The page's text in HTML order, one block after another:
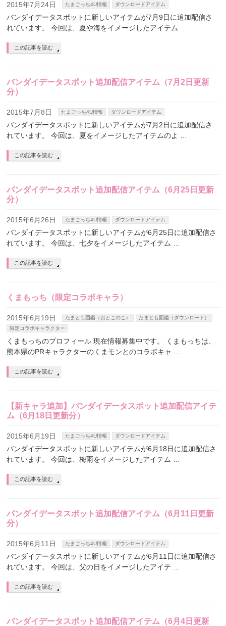
2015年7月24日 たまごっち4U情報 ダウンロードアイテム
バンダイデータスポットに新しいアイテムが7月9日に追加配信さ
れています。 今回は、夏や海をイメージしたアイテム …
この記事を読む
バンダイデータスポット追加配信アイテム（7月2日更新
分）
2015年7月8日 たまごっち4U情報 ダウンロードアイテム
バンダイデータスポットに新しいアイテムが7月2日に追加配信さ
れています。 今回は、夏をイメージしたアイテムのよ …
この記事を読む
バンダイデータスポット追加配信アイテム（6月25日更新
分）
2015年6月26日 たまごっち4U情報 ダウンロードアイテム
バンダイデータスポットに新しいアイテムが6月25日に追加配信さ
れています。 今回は、七夕をイメージしたアイテム …
この記事を読む
くまもっち（限定コラボキャラ）
2015年6月19日 たまとも図鑑（おとこのこ）
たまとも図鑑（ダウンロード）
限定コラボキャラクター
くまもっちのプロフィール 現在情報募集中です。 くまもっちは、
熊本県のPRキャラクターのくまモンとのコラボキャ …
この記事を読む
【新キャラ追加】バンダイデータスポット追加配信アイテ
ム（6月18日更新分）
2015年6月19日 たまごっち4U情報 ダウンロードアイテム
バンダイデータスポットに新しいアイテムが6月18日に追加配信さ
れています。 今回は、梅雨をイメージしたアイテム …
この記事を読む
バンダイデータスポット追加配信アイテム（6月11日更新
分）
2015年6月11日 たまごっち4U情報 ダウンロードアイテム
バンダイデータスポットに新しいアイテムが6月11日に追加配信さ
れています。 今回は、父の日をイメージしたアイテ …
この記事を読む
バンダイデータスポット追加配信アイテム（6月4日更新